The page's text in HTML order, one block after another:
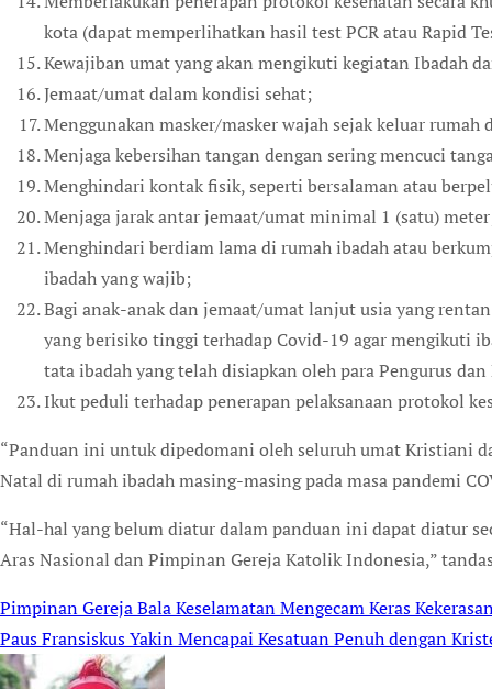
kota (dapat memperlihatkan hasil test PCR atau Rapid
Kewajiban umat yang akan mengikuti kegiatan Ibadah
Jemaat/umat dalam kondisi sehat;
Menggunakan masker/masker wajah sejak keluar rumah
Menjaga kebersihan tangan dengan sering mencuci
Menghindari kontak fisik, seperti bersalaman atau
Menjaga jarak antar jemaat/umat minimal 1 (satu)
Menghindari berdiam lama di rumah ibadah atau
ibadah yang wajib;
Bagi anak-anak dan jemaat/umat lanjut usia yang
yang berisiko tinggi terhadap Covid-19 agar mengikuti
tata ibadah yang telah disiapkan oleh para Pengurus
Ikut peduli terhadap penerapan pelaksanaan protokol
“Panduan ini untuk dipedomani oleh seluruh umat Kristiani
Natal di rumah ibadah masing-masing pada masa pandemi
“Hal-hal yang belum diatur dalam panduan ini dapat diatur
Aras Nasional dan Pimpinan Gereja Katolik Indonesia,”
Post
navigation
Pimpinan Gereja Bala Keselamatan Mengecam Keras
Paus Fransiskus Yakin Mencapai Kesatuan Penuh dengan